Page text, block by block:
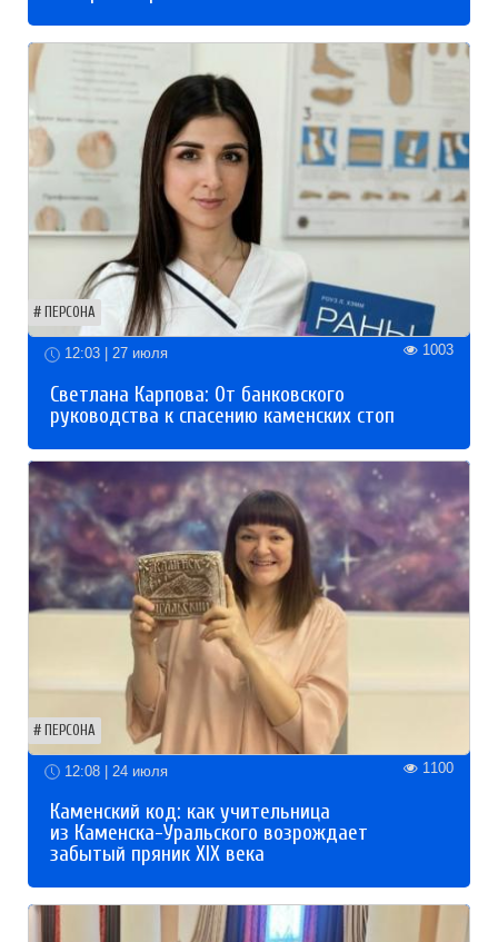
ПЕРСОНА
12:03 | 27 июля 1003
Светлана Карпова: От банковского
руководства к спасению каменских стоп
ПЕРСОНА
12:08 | 24 июля 1100
Каменский код: как учительница
из Каменска-Уральского возрождает
забытый пряник XIX века